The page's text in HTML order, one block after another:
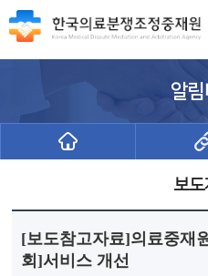
알
보
[보도참고자료]의료중재
회]서비스 개선